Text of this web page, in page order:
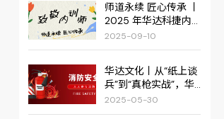
师道永续 匠心传承 丨
2025 年华达科捷内
训师感恩活动纪实
2025-09-10
华达文化丨从“纸上谈
兵”到“真枪实战”，华
达科捷筑牢消防安全
双防线
2025-05-30